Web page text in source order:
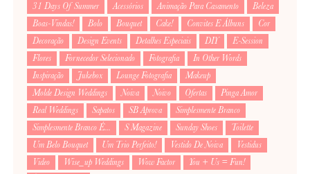
31 Days Of Summer Acessórios Animação Para Casamento
Beleza
Boas-Vindas!
Bolo Bouquet Cake! Convites E Álbuns
Cor
Decoração
Design Events Detalhes Especiais DIY
E-Session
Flores
Fornecedor Selecionado Fotografia
In Other Words
Inspiração
Jukebox Lounge Fotografia
Makeup
Molde Design Weddings
Noiva Noivo Ofertas
Pinga Amor
Real Weddings
Sapatos SB Aprova
Simplesmente Branco
Simplesmente Branco É...
S Magazine Sunday Shoes
Toilette
Um Belo Bouquet
Um Trio Perfeito! Vestido De Noiva
Vestidus
Video
Wise_up Weddings Wow Factor
You + Us = Fun!